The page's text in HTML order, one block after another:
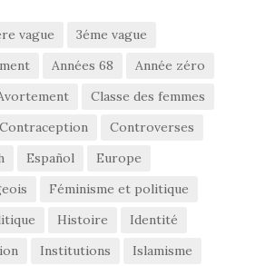
vague
3éme vague
Années 68
Année zéro
Classe des femmes
Contraception
Controverses
Español
Europe
Féminisme et politique
Histoire
Identité
Institutions
Islamisme